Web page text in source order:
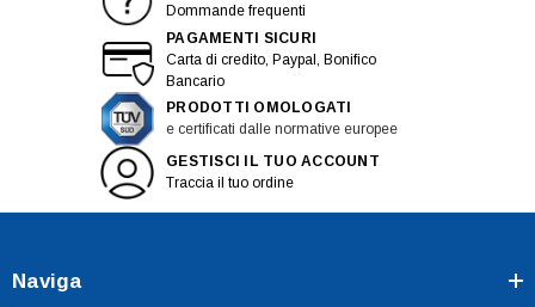
Dommande frequenti
PAGAMENTI SICURI
Carta di credito, Paypal, Bonifico
Bancario
PRODOTTI OMOLOGATI
e certificati dalle normative europee
GESTISCI IL TUO ACCOUNT
Traccia il tuo ordine
Naviga